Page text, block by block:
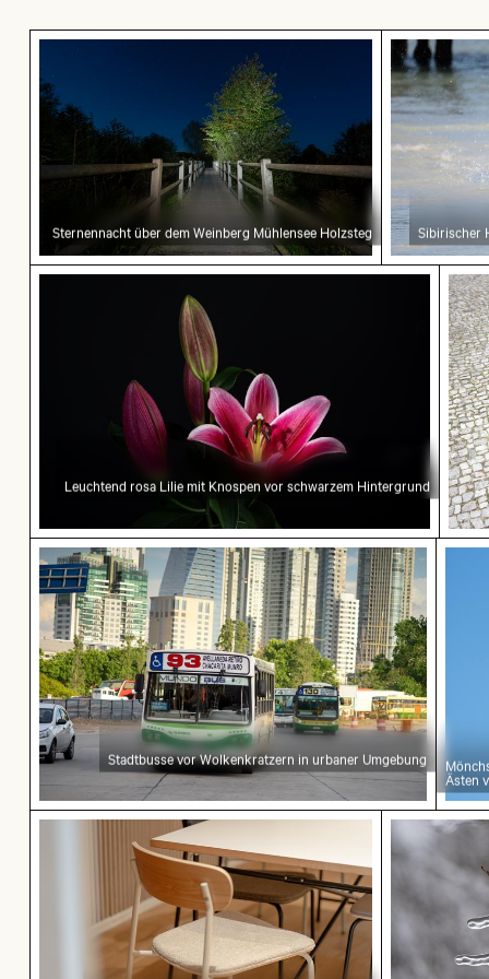
Sternennacht über dem Weinberg Mühlensee
Sternennacht über dem Weinberg Mühlensee Holzsteg Sibirischer
Leuchtend rosa Lilie mit Knospen vor
Leuchtend rosa Lilie mit Knospen vor schwarzem Hintergrund
Stadtbusse vor Wolkenkratzern in urbaner
Stadtbusse vor Wolkenkratzern in urbaner Umgebung
Ästen
Moderner Esszimmerstuhl mit Holzrückenlehne